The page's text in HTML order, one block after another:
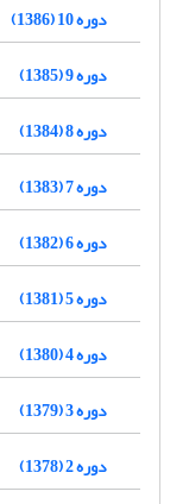
دوره 10 (1386)
دوره 9 (1385)
دوره 8 (1384)
دوره 7 (1383)
دوره 6 (1382)
دوره 5 (1381)
دوره 4 (1380)
دوره 3 (1379)
دوره 2 (1378)